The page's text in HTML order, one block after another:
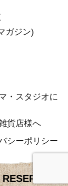
ガジン)
・スタジオに
貨店様へ
シーポリシー